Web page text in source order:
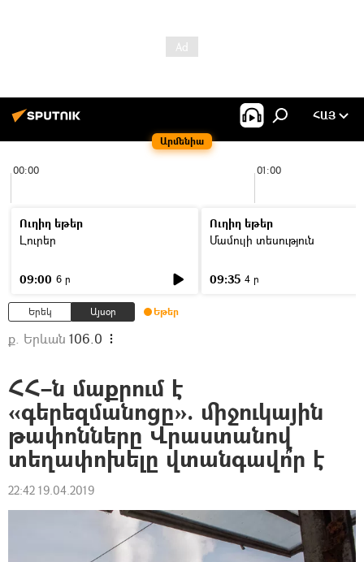
Արմենիա
ՀԱՅ
00:00 01:00
Ուղիղ եթեր
Լուրեր
09:00 6 ր
Ուղիղ եթեր
Մամուլի տեսություն
09:35 4 ր
Երեկ Այսօր Եթեր
ք. Երևան 106.0
ՀՀ–ն մաքրում է
«գերեզմանոցը». միջուկային
թափոնները Վրաստանով
տեղափոխելը վտանգավո՞ր է
22:42 19.04.2019